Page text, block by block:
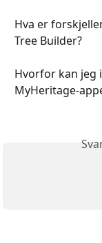
Hva er
Tree Builder?
Hvorfor kan jeg
MyHeritage-